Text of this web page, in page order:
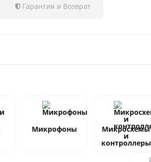
Гарантия и Возврат
Микрофоны Микросхемы
и
контроллеры